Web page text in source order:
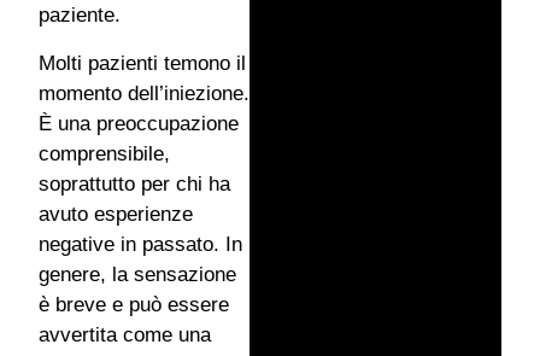
paziente.
Molti pazienti temono il
momento dell’iniezione.
È una preoccupazione
comprensibile,
soprattutto per chi ha
avuto esperienze
negative in passato. In
genere, la sensazione
è breve e può essere
avvertita come una